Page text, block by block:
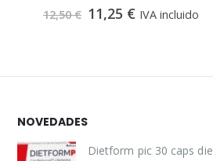
0out of 5
12,50€ 11,25 € IVA incluido
NOVEDADES